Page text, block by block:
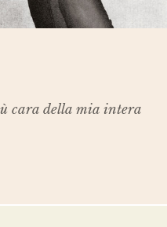
cara della mia intera